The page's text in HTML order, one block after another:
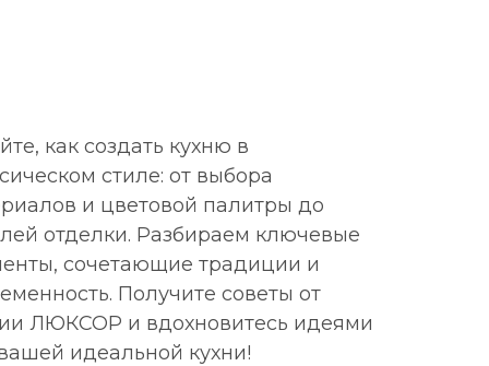
как создать кухню в
стиле: от выбора
и цветовой палитры до
отделки. Разбираем ключевые
сочетающие традиции и
Получите советы от
ЛЮКСОР и вдохновитесь идеями
идеальной кухни!